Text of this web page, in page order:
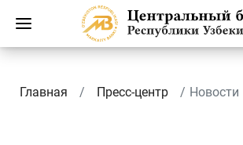
Главная Пресс-центр Новости